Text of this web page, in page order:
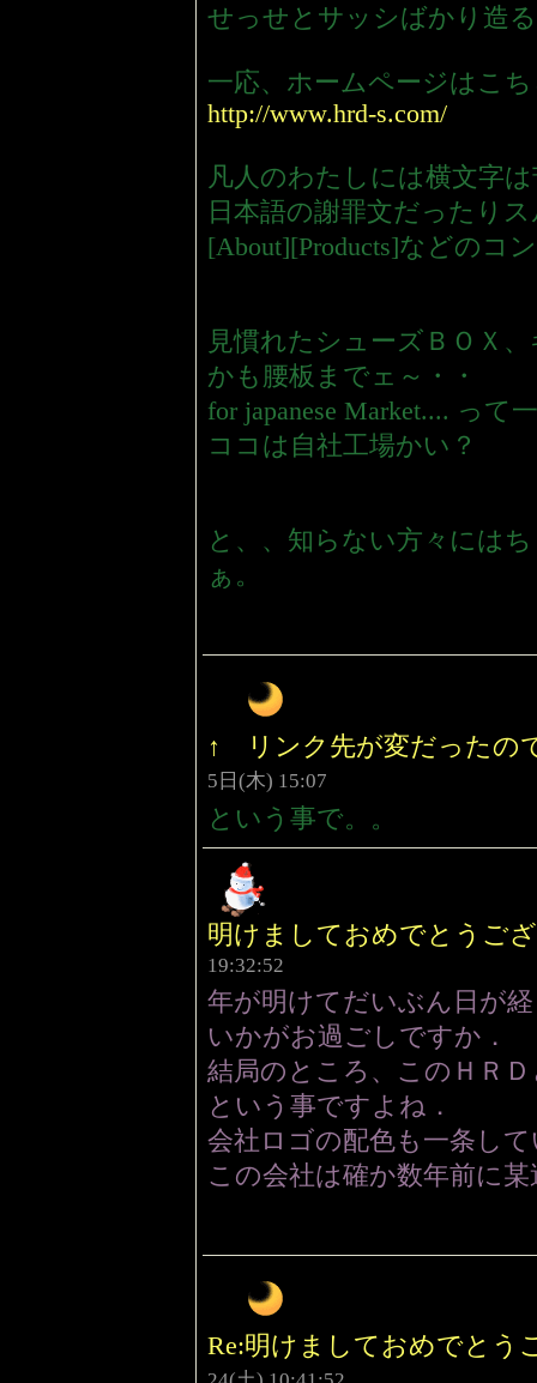
せっせとサッシばかり造
一応、ホームページはこ
http://www.hrd-s.com/
凡人のわたしには横文字
日本語の謝罪文だったり
[About][Products]などのコ
見慣れたシューズＢＯＸ
かも腰板までェ～・・
for japanese Market.... っ
ココは自社工場かい？
と、、知らない方々には
ぁ。
↑ リンク先が変だった
5日(木) 15:07
という事で。。
明けましておめでとうご
19:32:52
年が明けてだいぶん日が
いかがお過ごしですか．
結局のところ、このＨＲ
という事ですよね．
会社ロゴの配色も一条し
この会社は確か数年前に
Re:明けましておめでと